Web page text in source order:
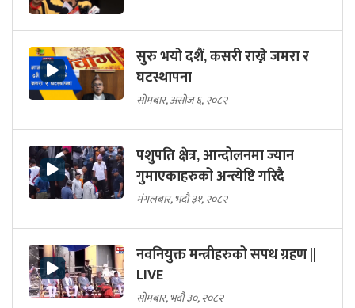
सुरु भयो दशैं, कसरी राख्ने जमरा र
घटस्थापना
सोमबार, असोज ६, २०८२
पशुपति क्षेत्र, आन्दोलनमा ज्यान
गुमाएकाहरुको अन्त्येष्टि गरिदै
मंगलबार, भदौ ३१, २०८२
नवनियुक्त मन्त्रीहरुको सपथ ग्रहण ||
LIVE
सोमबार, भदौ ३०, २०८२